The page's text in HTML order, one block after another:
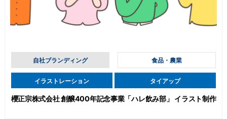
自社ブランディング 食品・農業
イラストレーション タイアップ
櫻正宗株式会社 創醸400年記念事業「ハレ飲み部」 イラスト制作